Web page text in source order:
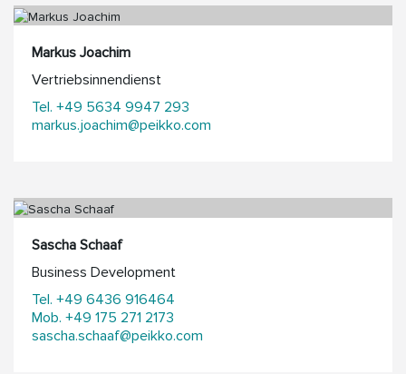
Markus Joachim
Vertriebsinnendienst
Tel. +49 5634 9947 293
markus.joachim@peikko.com
Sascha Schaaf
Business Development
Tel. +49 6436 916464
Mob. +49 175 271 2173
sascha.schaaf@peikko.com